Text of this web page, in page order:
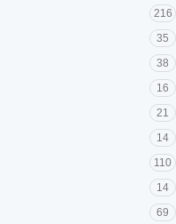
216
35
38
16
21
14
110
14
69